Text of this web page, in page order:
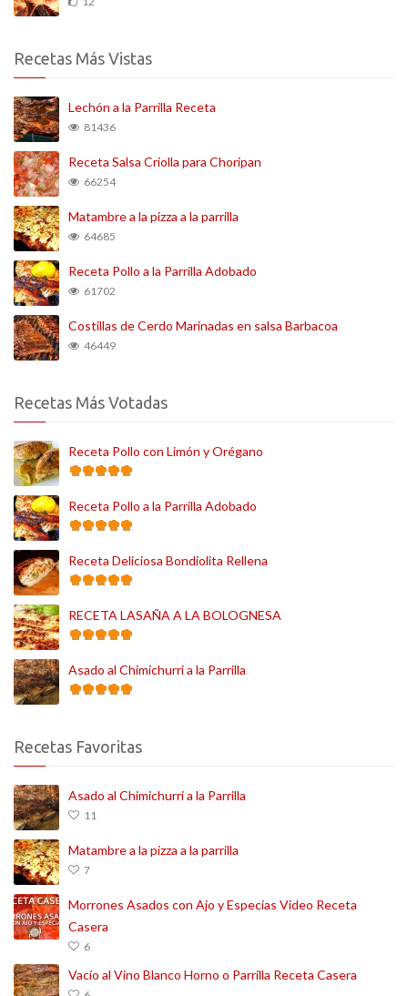
Recetas Más Vistas
Lechón a la Parrilla Receta
81436
Receta Salsa Criolla para Choripan
66254
Matambre a la pizza a la parrilla
64685
Receta Pollo a la Parrilla Adobado
61702
Costillas de Cerdo Marinadas en salsa Barbacoa
46449
Recetas Más Votadas
Receta Pollo con Limón y Orégano
Receta Pollo a la Parrilla Adobado
Receta Deliciosa Bondiolita Rellena
RECETA LASAÑA A LA BOLOGNESA
Asado al Chimichurri a la Parrilla
Recetas Favoritas
Asado al Chimichurri a la Parrilla
11
Matambre a la pizza a la parrilla
7
Morrones Asados con Ajo y Especias Video Receta
Casera
6
Vacío al Vino Blanco Horno o Parrilla Receta Casera